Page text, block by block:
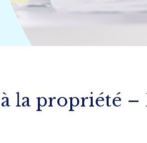
la propriété –